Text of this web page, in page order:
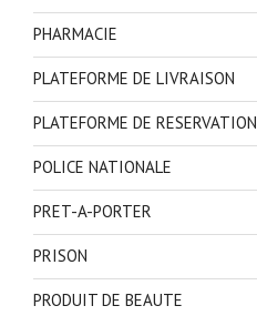
PHARMACIE
PLATEFORME DE LIVRAISON
PLATEFORME DE RESERVATION
POLICE NATIONALE
PRET-A-PORTER
PRISON
PRODUIT DE BEAUTE